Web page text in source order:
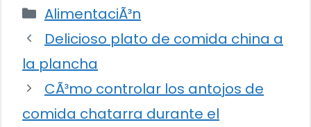
Categorías
AlimentaciÃ³n
Delicioso plato de comida china a
la plancha
CÃ³mo controlar los antojos de
comida chatarra durante el